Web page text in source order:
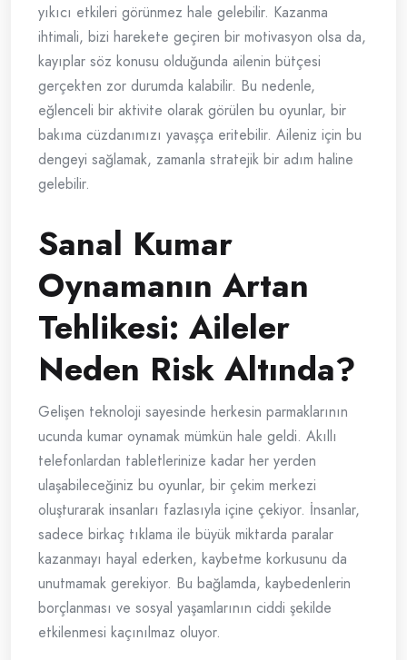
yıkıcı etkileri görünmez hale gelebilir. Kazanma
ihtimali, bizi harekete geçiren bir motivasyon olsa da,
kayıplar söz konusu olduğunda ailenin bütçesi
gerçekten zor durumda kalabilir. Bu nedenle,
eğlenceli bir aktivite olarak görülen bu oyunlar, bir
bakıma cüzdanımızı yavaşça eritebilir. Aileniz için bu
dengeyi sağlamak, zamanla stratejik bir adım haline
gelebilir.
Sanal Kumar
Oynamanın Artan
Tehlikesi: Aileler
Neden Risk Altında?
Gelişen teknoloji sayesinde herkesin parmaklarının
ucunda kumar oynamak mümkün hale geldi. Akıllı
telefonlardan tabletlerinize kadar her yerden
ulaşabileceğiniz bu oyunlar, bir çekim merkezi
oluşturarak insanları fazlasıyla içine çekiyor. İnsanlar,
sadece birkaç tıklama ile büyük miktarda paralar
kazanmayı hayal ederken, kaybetme korkusunu da
unutmamak gerekiyor. Bu bağlamda, kaybedenlerin
borçlanması ve sosyal yaşamlarının ciddi şekilde
etkilenmesi kaçınılmaz oluyor.